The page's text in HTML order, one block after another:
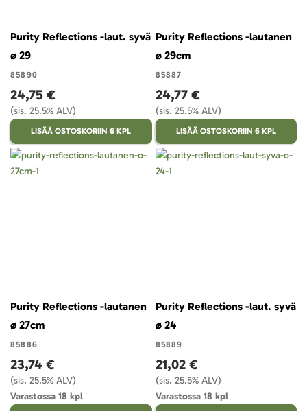
Purity Reflections -laut. syvä
ø 29
85890
24,75 €
(sis. 25.5% ALV)
LISÄÄ OSTOSKORIIN 6 KPL
Purity Reflections -lautanen
ø 29cm
85887
24,77 €
(sis. 25.5% ALV)
LISÄÄ OSTOSKORIIN 6 KPL
Purity Reflections -lautanen
ø 27cm
85886
23,74 €
(sis. 25.5% ALV)
Varastossa 18 kpl
Purity Reflections -laut. syvä
ø 24
85889
21,02 €
(sis. 25.5% ALV)
Varastossa 18 kpl